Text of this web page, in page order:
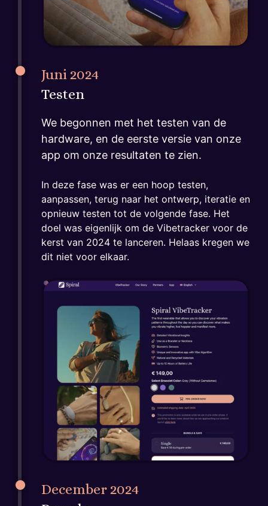
Juni 2024
Testen
We begonnen met het testen van de
hardware, en de eerste versie van onze
app om onze resultaten te zien.
In deze fase was er een hoop testen,
aanpassen, terug naar het ontwerp, iteratie en
opnieuw testen tot de volgende fase. Het
doel was eigenlijk om de Vibetracker voor de
kerst van 2024 te lanceren. Helaas kregen we
dit niet voor elkaar.
December 2024